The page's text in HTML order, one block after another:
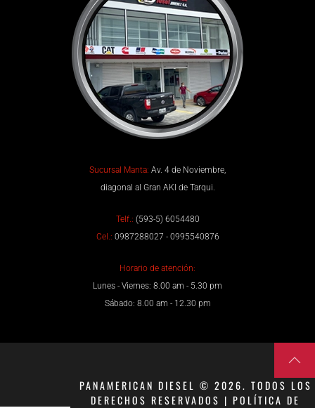
Sucursal Manta: Av. 4 de Noviembre,
diagonal al Gran AKI de Tarqui.
Telf.: (593-5) 6054480
Cel.: 0987288027 - 0995540876
Horario de atención:
Lunes - Viernes: 8.00 am - 5.30 pm
Sábado: 8.00 am - 12.30 pm
PANAMERICAN DIESEL © 2026. TODOS LOS
DERECHOS RESERVADOS | POLÍTICA DE